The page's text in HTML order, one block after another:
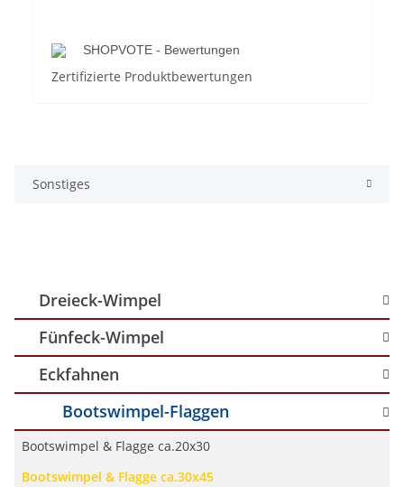
SHOPVOTE - Bewertungen
Zertifizierte Produktbewertungen
Sonstiges
Dreieck-Wimpel
Fünfeck-Wimpel
Eckfahnen
Bootswimpel-Flaggen
Bootswimpel & Flagge ca.20x30
Bootswimpel & Flagge ca.30x45